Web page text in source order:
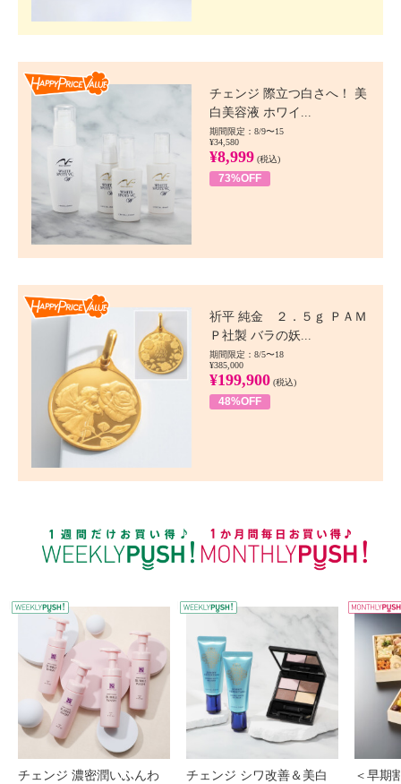
チェンジ 際立つ白さへ！ 美
白美容液 ホワイ...
期間限定：8/9〜15
¥34,580
¥8,999 (税込)
73%OFF
祈平 純金 ２．５ｇ ＰＡＭ
Ｐ社製 バラの妖...
期間限定：8/5〜18
¥385,000
¥199,900 (税込)
48%OFF
WEEKLY PUSH
チェンジ 濃密潤いふんわ
チェンジ シワ改善＆美白
＜早期